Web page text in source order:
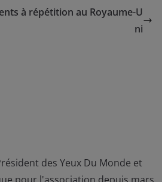
à répétition au Royaume-U
ni
des Yeux Du Monde et